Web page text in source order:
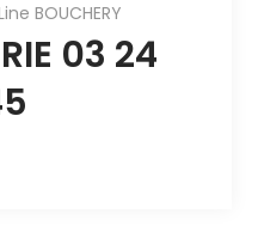
BOUCHERY
03 24